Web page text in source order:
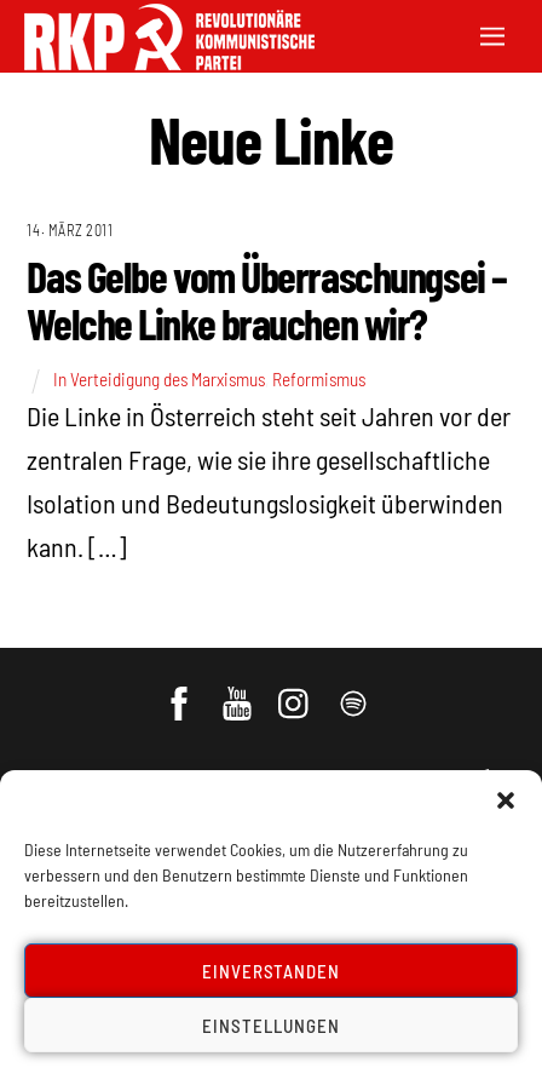
Diese Internetseite verwendet Cookies, um die Nutzererfahrung zu
verbessern und den Benutzern bestimmte Dienste und Funktionen
bereitzustellen.
EINVERSTANDEN
EINSTELLUNGEN
Neue Linke
14. MÄRZ 2011
Das Gelbe vom Überraschungsei –
Welche Linke brauchen wir?
In Verteidigung des Marxismus Reformismus
Die Linke in Österreich steht seit Jahren vor der
zentralen Frage, wie sie ihre gesellschaftliche
Isolation und Bedeutungslosigkeit überwinden
kann. […]
Datenschutz Kontakt